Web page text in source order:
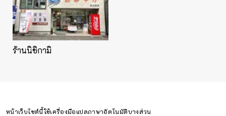
ร้านนิชิกามิ
หน้าเว็บไซต์นี้ใช้เครื่องมือแปลภาษาอัตโนมัติบางส่วน